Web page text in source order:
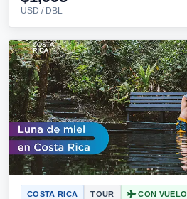
USD / DBL
COSTA RICA TOUR CON VUELO